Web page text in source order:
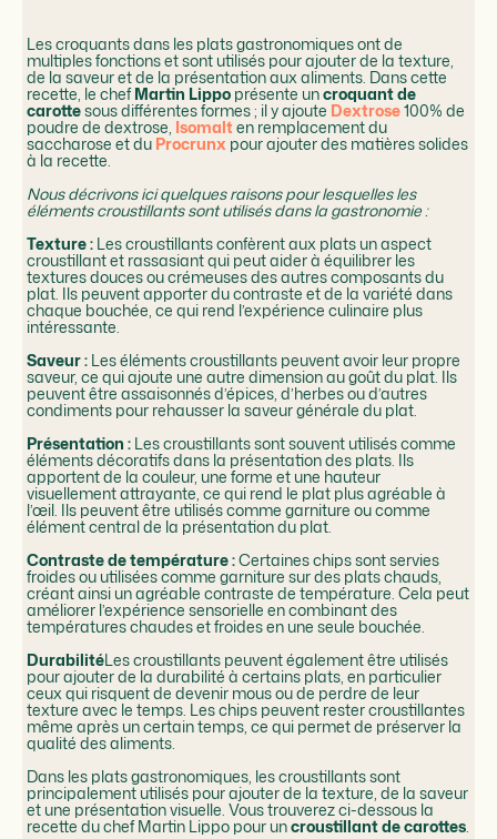
Les croquants dans les plats gastronomiques ont de
multiples fonctions et sont utilisés pour ajouter de la texture,
de la saveur et de la présentation aux aliments. Dans cette
recette, le chefMartin Lippo présente uncroquant de
carottesous différentes formes ; il y ajoute Dextrose100% de
poudre de dextrose, Isomalten remplacement du
saccharose et du Procrunx pour ajouter des matières solides
à la recette.
Nous décrivons ici quelques raisons pour lesquelles les
éléments croustillants sont utilisés dans la gastronomie :
Texture : Les croustillants confèrent aux plats un aspect
croustillant et rassasiant qui peut aider à équilibrer les
textures douces ou crémeuses des autres composants du
plat. Ils peuvent apporter du contraste et de la variété dans
chaque bouchée, ce qui rend l’expérience culinaire plus
intéressante.
Saveur : Les éléments croustillants peuvent avoir leur propre
saveur, ce qui ajoute une autre dimension au goût du plat. Ils
peuvent être assaisonnés d’épices, d’herbes ou d’autres
condiments pour rehausser la saveur générale du plat.
Présentation : Les croustillants sont souvent utilisés comme
éléments décoratifs dans la présentation des plats. Ils
apportent de la couleur, une forme et une hauteur
visuellement attrayante, ce qui rend le plat plus agréable à
l’œil. Ils peuvent être utilisés comme garniture ou comme
élément central de la présentation du plat.
Contraste de température :Certaines chips sont servies
froides ou utilisées comme garniture sur des plats chauds,
créant ainsi un agréable contraste de température. Cela peut
améliorer l’expérience sensorielle en combinant des
températures chaudes et froides en une seule bouchée.
DurabilitéLes croustillants peuvent également être utilisés
pour ajouter de la durabilité à certains plats, en particulier
ceux qui risquent de devenir mous ou de perdre de leur
texture avec le temps. Les chips peuvent rester croustillantes
même après un certain temps, ce qui permet de préserver la
qualité des aliments.
Dans les plats gastronomiques, les croustillants sont
principalement utilisés pour ajouter de la texture, de la saveur
et une présentation visuelle. Vous trouverez ci-dessous la
recette du chef Martin Lippo pour uncroustillant de carottes.